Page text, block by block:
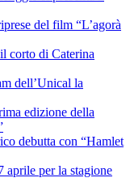
del film “L’agorà
corto di Caterina
dell’Unical la
edizione della
debutta con “Hamlet
per la stagione